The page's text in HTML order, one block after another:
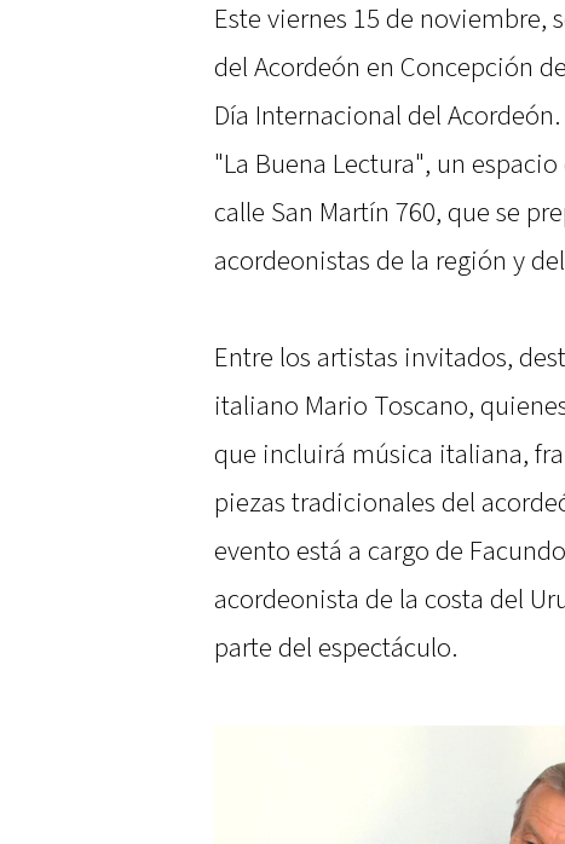
Este viernes 15 de noviembre,
del Acordeón en Concepción
Día Internacional del
"La Buena Lectura", un
calle San Martín 760, que se
acordeonistas de la región y
Entre los artistas invitados,
italiano Mario Toscano,
que incluirá música italiana,
piezas tradicionales del
evento está a cargo de
acordeonista de la costa del
parte del espectáculo.